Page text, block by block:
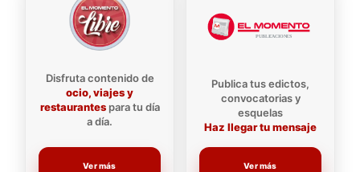
Disfruta contenido de
ocio, viajes y
restaurantespara tu día
a día.
Ver más
Publica tus edictos,
convocatorias y
esquelas
Haz llegar tu mensaje
Ver más